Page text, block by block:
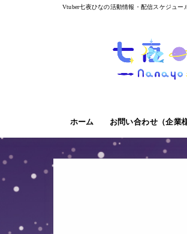
Vtuber七夜ひなの活動情報・配信スケジュー
ホーム お問い合わせ（企業